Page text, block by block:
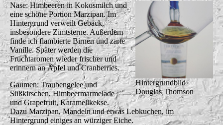
Hintergrundbild
Douglas Thomson
Nase: Himbeeren in Kokosmilch und
eine schöne Portion Marzipan. Im
Hintergrund verweilt Gebäck,
insbesondere Zimtsterne. Außerdem
finde ich flambierte Birnen und zarte
Vanille. Später werden die
Fruchtaromen wieder frischer und
erinnern an Äpfel und Cranberries.
Gaumen: Traubengelee und
Süßkirschen, Himbeermarmelade
und Grapefruit, Karamellkekse.
Dazu Marzipan, Mandeln und etwas Lebkuchen, im
Hintergrund einiges an würziger Eiche.